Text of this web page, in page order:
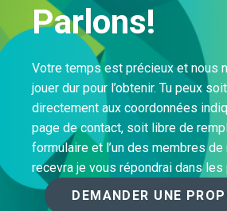
Parlons!
Votre temps est précieux et nous
jouer dur pour l’obtenir. Tu peux
directement aux coordonnées
page de contact, soit libre de
formulaire et l’un des membres
recevra je vous répondrai dans
DEMANDER UNE